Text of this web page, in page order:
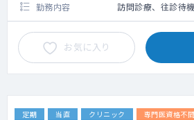
勤務内容 訪問診療、往診待機
お気に入り
定期 当直 クリニック 専門医資格不問